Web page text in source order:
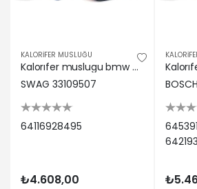
KALORİFER MUSLUĞU
Kalorıfer muslugu bmw e90 x3 e83 x5 e70 x6 e71 Swag 64116928495
SWAG 33109507
64116928495
₺4.608,00